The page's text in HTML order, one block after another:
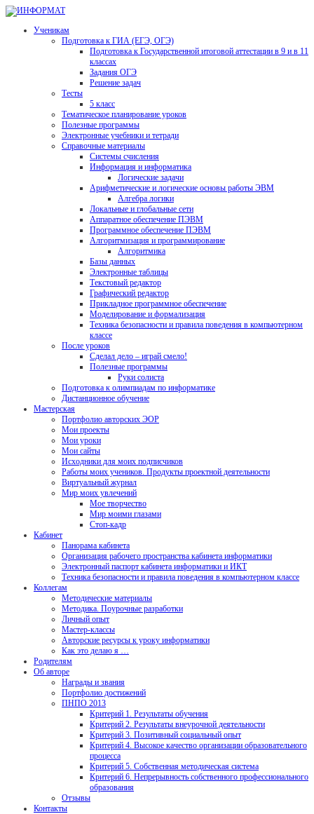
Ученикам
Подготовка к ГИА (ЕГЭ, ОГЭ)
Подготовка к Государственной итоговой аттестации в 9 и в 11
классах
Задания ОГЭ
Решение задач
Тесты
5 класс
Тематическое планирование уроков
Полезные программы
Электронные учебники и тетради
Справочные материалы
Системы счисления
Информация и информатика
Логические задачи
Арифметические и логические основы работы ЭВМ
Алгебра логики
Локальные и глобальные сети
Аппаратное обеспечение ПЭВМ
Программное обеспечение ПЭВМ
Алгоритмизация и программирование
Алгоритмика
Базы данных
Электронные таблицы
Текстовый редактор
Графический редактор
Прикладное программное обеспечение
Моделирование и формализация
Техника безопасности и правила поведения в компьютерном
классе
После уроков
Сделал дело – играй смело!
Полезные программы
Руки солиста
Подготовка к олимпиадам по информатике
Дистанционное обучение
Мастерская
Портфолио авторских ЭОР
Мои проекты
Мои уроки
Мои сайты
Исходники для моих подписчиков
Работы моих учеников. Продукты проектной деятельности
Виртуальный журнал
Мир моих увлечений
Мое творчество
Мир моими глазами
Стоп-кадр
Кабинет
Панорама кабинета
Организация рабочего пространства кабинета информатики
Электронный паспорт кабинета информатики и ИКТ
Техника безопасности и правила поведения в компьютерном классе
Коллегам
Методические материалы
Методика. Поурочные разработки
Личный опыт
Мастер-классы
Авторские ресурсы к уроку информатики
Как это делаю я …
Родителям
Об авторе
Награды и звания
Портфолио достижений
ПНПО 2013
Критерий 1. Результаты обучения
Критерий 2. Результаты внеурочной деятельности
Критерий 3. Позитивный социальный опыт
Критерий 4. Высокое качество организации образовательного
процесса
Критерий 5. Собственная методическая система
Критерий 6. Непрерывность собственного профессионального
образования
Отзывы
Контакты